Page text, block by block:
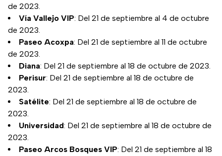
de 2023.
Vía Vallejo VIP: Del 21 de septiembre al 4 de octubre
de 2023.
Paseo Acoxpa: Del 21 de septiembre al 11 de octubre
de 2023.
Diana: Del 21 de septiembre al 18 de octubre de 2023.
Perisur: Del 21 de septiembre al 18 de octubre de
2023.
Satélite: Del 21 de septiembre al 18 de octubre de
2023.
Universidad: Del 21 de septiembre al 18 de octubre de
2023.
Paseo Arcos Bosques VIP: Del 21 de septiembre al 18